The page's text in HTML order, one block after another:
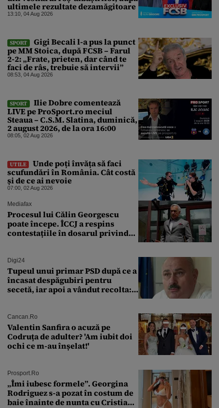
ultimele rezultate dezamăgitoare
13:10, 04 Aug 2026
SPORT
Gigi Becali l-a pus la punct
pe MM Stoica, după FCSB – Farul
2-2: „Frate, prieten, dar când te
faci de râs, trebuie să intervii”
08:53, 04 Aug 2026
SPORT
Ilie Dobre comentează
LIVE pe ProSport.ro meciul
Steaua – C.S.M. Slatina, duminică,
2 august 2026, de la ora 16:00
08:05, 02 Aug 2026
UTILE
Unde poți învăța să faci
scufundări în România. Cât costă
și de ce ai nevoie
07:00, 02 Aug 2026
Mediafax
Procesul lui Călin Georgescu
poate începe. ÎCCJ a respins
contestațiile în dosarul privind
Digi24
Tupeul unui primar PSD după ce a
încasat despăgubiri pentru
secetă, iar apoi a vândut recolta:
Cancan.ro
Valentin Sanfira o acuză pe
Codruța de adulter? 'Am iubit doi
ochi ce m-au înșelat!'
Prosport.ro
„Îmi iubesc formele”. Georgina
Rodriguez s-a pozat în costum de
baie înainte de nunta cu Cristiano